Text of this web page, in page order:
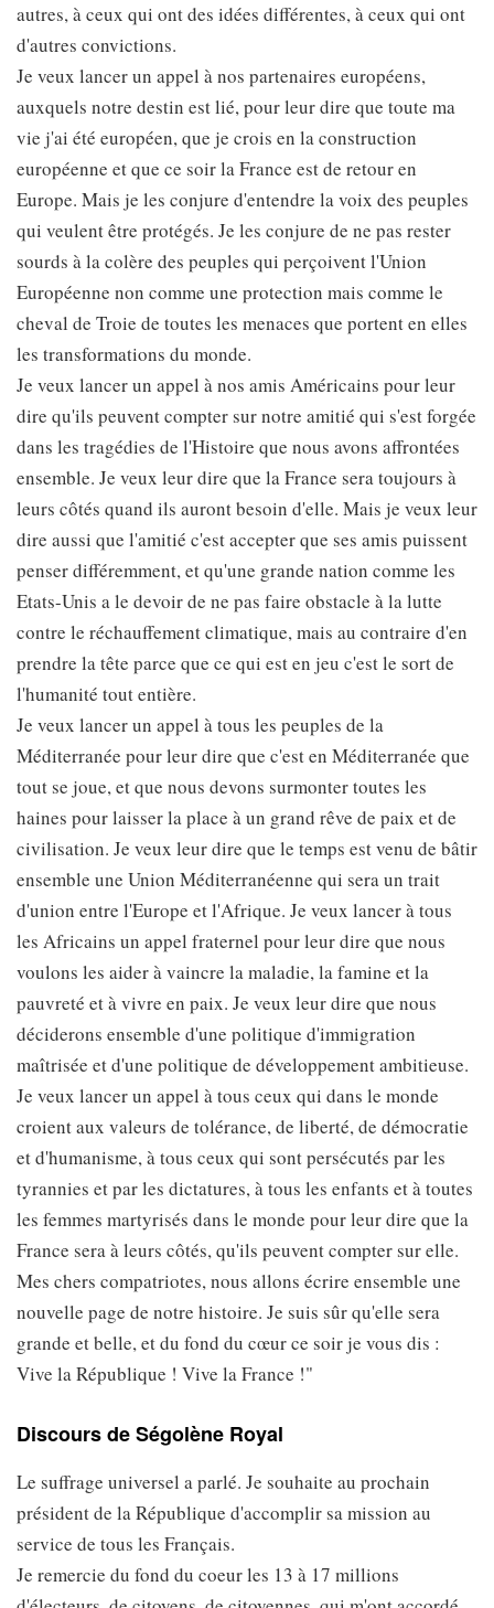
autres, à ceux qui ont des idées différentes, à ceux qui ont
d'autres convictions.
Je veux lancer un appel à nos partenaires européens,
auxquels notre destin est lié, pour leur dire que toute ma
vie j'ai été européen, que je crois en la construction
européenne et que ce soir la France est de retour en
Europe. Mais je les conjure d'entendre la voix des peuples
qui veulent être protégés. Je les conjure de ne pas rester
sourds à la colère des peuples qui perçoivent l'Union
Européenne non comme une protection mais comme le
cheval de Troie de toutes les menaces que portent en elles
les transformations du monde.
Je veux lancer un appel à nos amis Américains pour leur
dire qu'ils peuvent compter sur notre amitié qui s'est forgée
dans les tragédies de l'Histoire que nous avons affrontées
ensemble. Je veux leur dire que la France sera toujours à
leurs côtés quand ils auront besoin d'elle. Mais je veux leur
dire aussi que l'amitié c'est accepter que ses amis puissent
penser différemment, et qu'une grande nation comme les
Etats-Unis a le devoir de ne pas faire obstacle à la lutte
contre le réchauffement climatique, mais au contraire d'en
prendre la tête parce que ce qui est en jeu c'est le sort de
l'humanité tout entière.
Je veux lancer un appel à tous les peuples de la
Méditerranée pour leur dire que c'est en Méditerranée que
tout se joue, et que nous devons surmonter toutes les
haines pour laisser la place à un grand rêve de paix et de
civilisation. Je veux leur dire que le temps est venu de bâtir
ensemble une Union Méditerranéenne qui sera un trait
d'union entre l'Europe et l'Afrique. Je veux lancer à tous
les Africains un appel fraternel pour leur dire que nous
voulons les aider à vaincre la maladie, la famine et la
pauvreté et à vivre en paix. Je veux leur dire que nous
déciderons ensemble d'une politique d'immigration
maîtrisée et d'une politique de développement ambitieuse.
Je veux lancer un appel à tous ceux qui dans le monde
croient aux valeurs de tolérance, de liberté, de démocratie
et d'humanisme, à tous ceux qui sont persécutés par les
tyrannies et par les dictatures, à tous les enfants et à toutes
les femmes martyrisés dans le monde pour leur dire que la
France sera à leurs côtés, qu'ils peuvent compter sur elle.
Mes chers compatriotes, nous allons écrire ensemble une
nouvelle page de notre histoire. Je suis sûr qu'elle sera
grande et belle, et du fond du cœur ce soir je vous dis :
Vive la République ! Vive la France !"
Discours de Ségolène Royal
Le suffrage universel a parlé. Je souhaite au prochain
président de la République d'accomplir sa mission au
service de tous les Français.
Je remercie du fond du coeur les 13 à 17 millions